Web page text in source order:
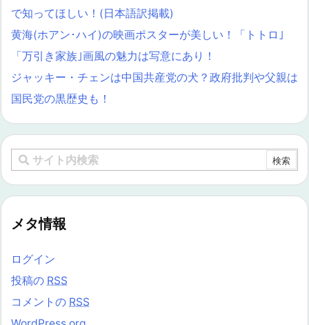
で知ってほしい！(日本語訳掲載)
黄海(ホアン･ハイ)の映画ポスターが美しい！「トトロ｣
「万引き家族｣画風の魅力は写意にあり！
ジャッキー・チェンは中国共産党の犬？政府批判や父親は
国民党の黒歴史も！
メタ情報
ログイン
投稿の RSS
コメントの RSS